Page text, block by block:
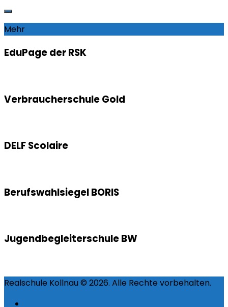
Mehr
EduPage der RSK
Verbraucherschule Gold
DELF Scolaire
Berufswahlsiegel BORIS
Jugendbegleiterschule BW
Realschule Kollnau © 2026. Alle Rechte vorbehalten.